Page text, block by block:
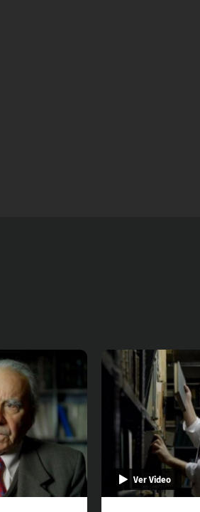
Ver Video